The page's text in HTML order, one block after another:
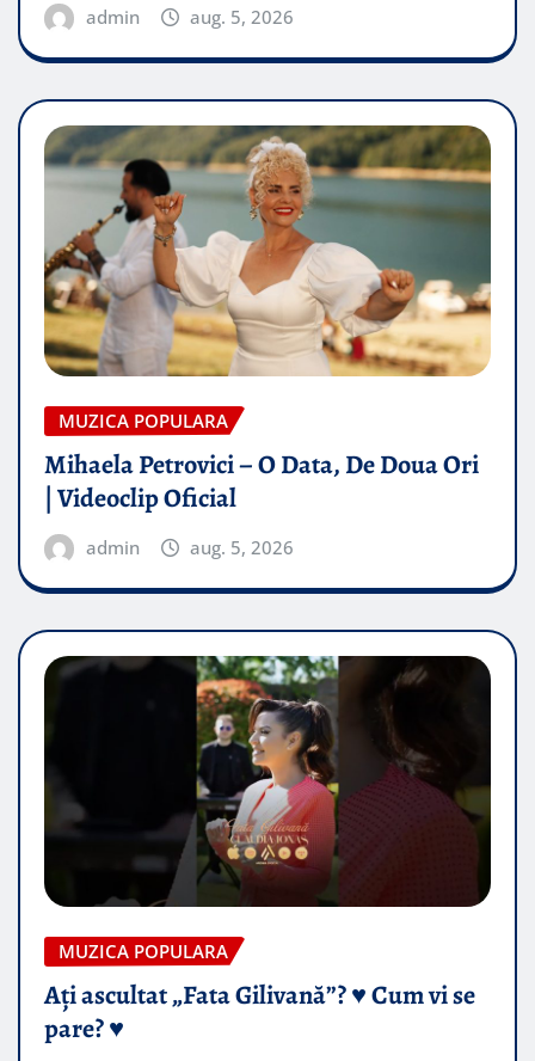
admin aug. 5, 2026
MUZICA POPULARA
Mihaela Petrovici – O Data, De Doua Ori
| Videoclip Oficial
admin aug. 5, 2026
MUZICA POPULARA
Ați ascultat „Fata Gilivană”? ♥️ Cum vi se
pare? ♥️